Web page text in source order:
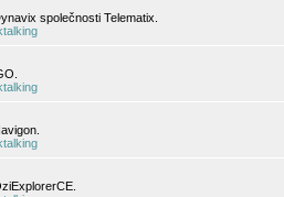
společnosti Telematix.